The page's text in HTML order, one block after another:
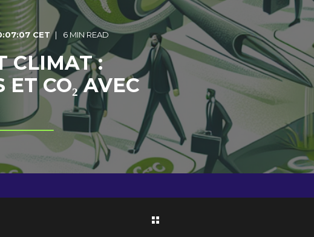
CET 6 MIN READ
CLIMAT :
CO₂ AVEC